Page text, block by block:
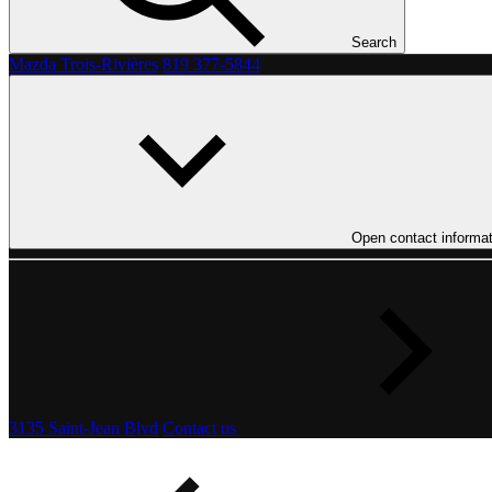
Search
Mazda Trois-Rivières 819 377-5844
Open contact
3135 Saint-Jean Blvd Contact us